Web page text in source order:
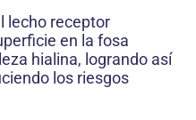
lecho receptor
en la fosa
hialina, logrando así
los riesgos